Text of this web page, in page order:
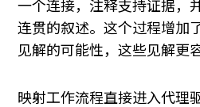
一个连接，注释支持证据，
连贯的叙述。这个过程增加
见解的可能性，这些见解更
映射工作流程直接进入代理